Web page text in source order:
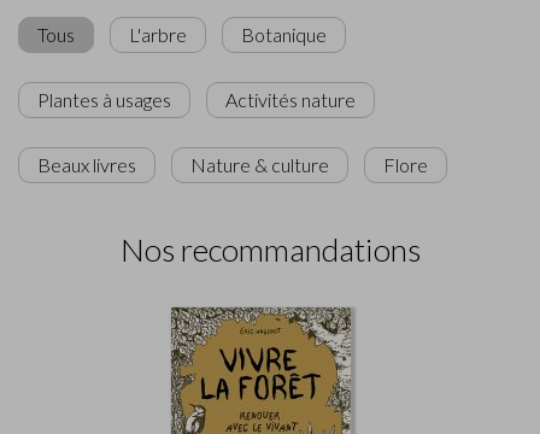
Tous L'arbre Botanique
Plantes à usages Activités nature
Beaux livres Nature & culture Flore
Nos recommandations